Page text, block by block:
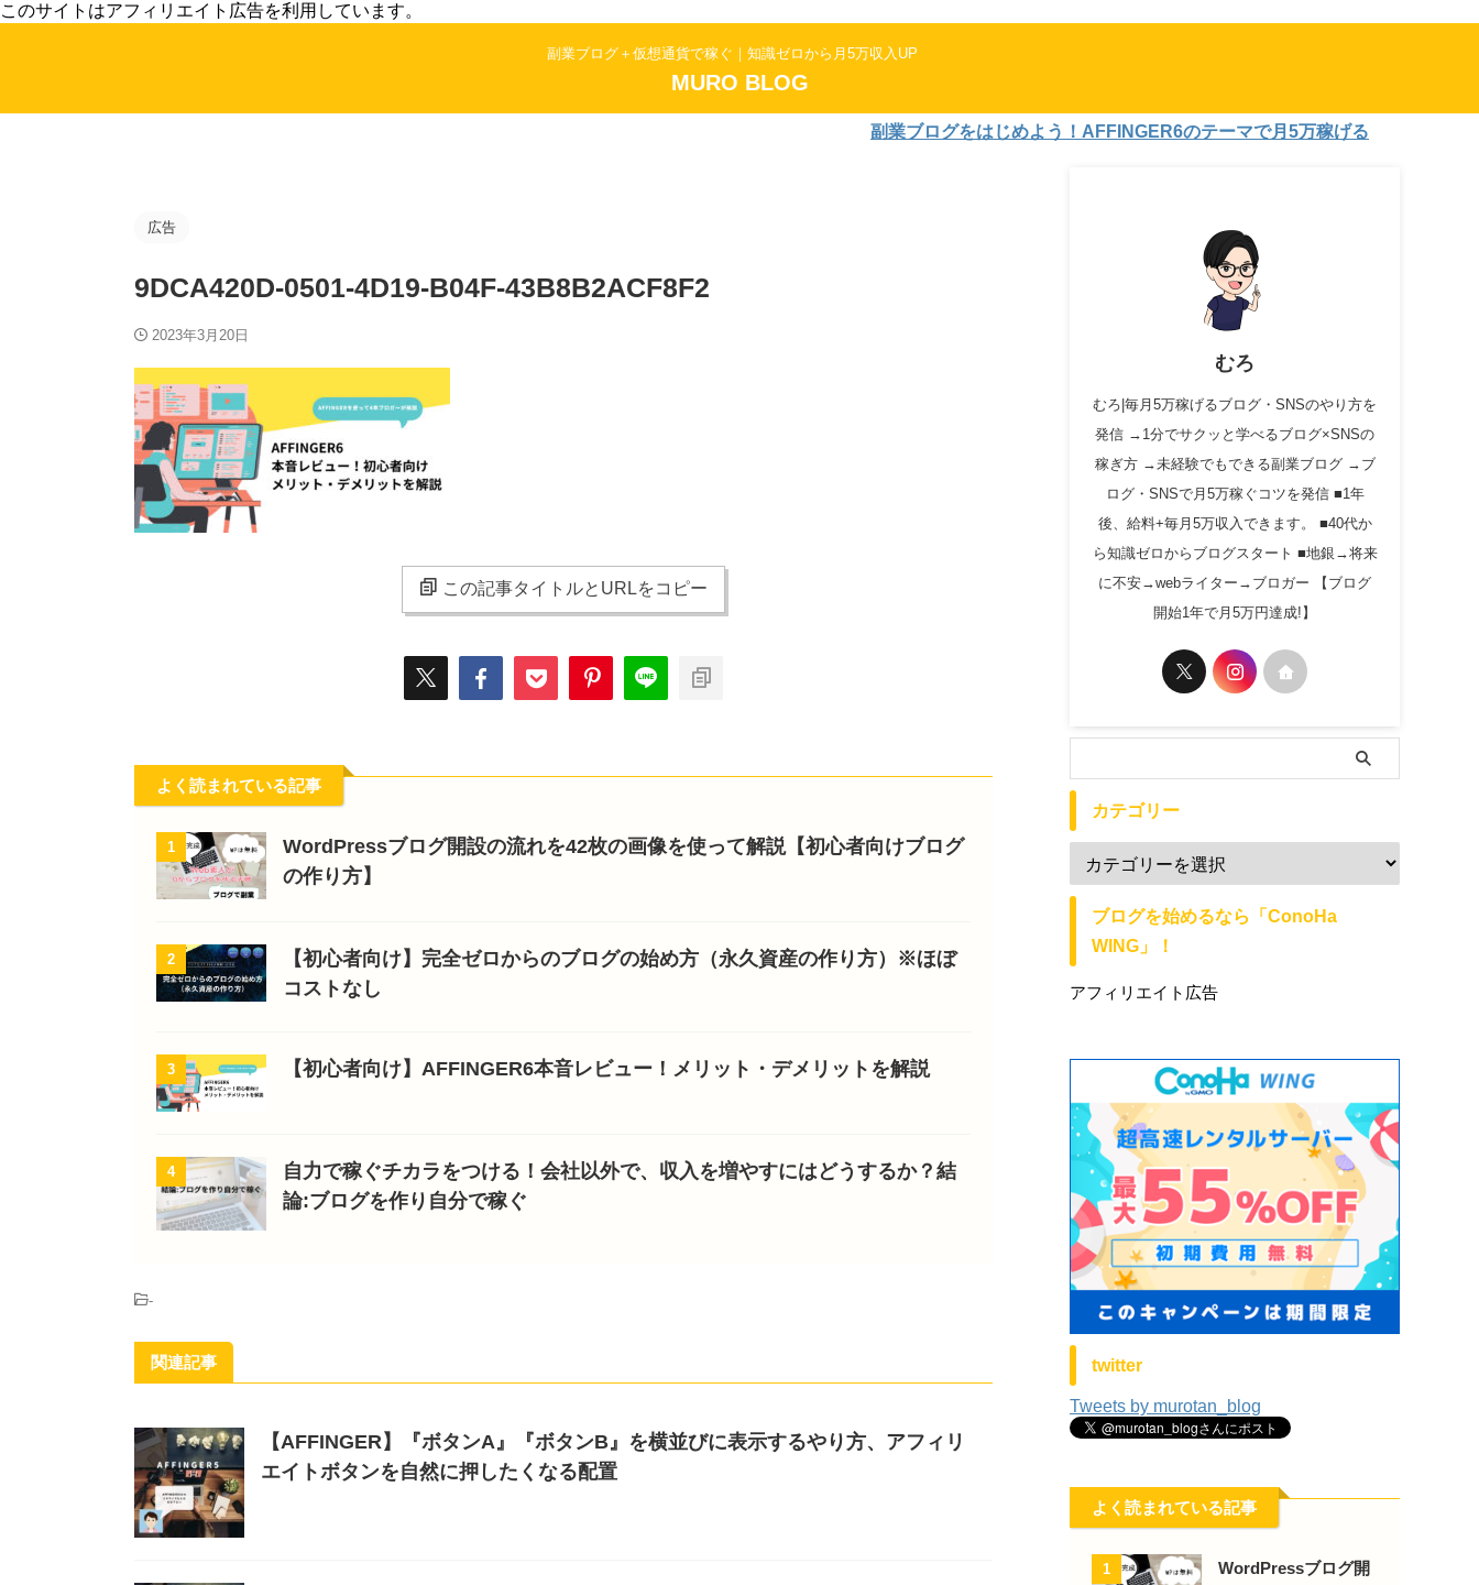
このサイトはアフィリエイト広告を利用しています。
副業ブログ＋仮想通貨で稼ぐ｜知識ゼロから月5万収入UP
MURO BLOG
副業ブログをはじめよう！AFFINGER6のテーマで月5万稼げる
広告
9DCA420D-0501-4D19-B04F-43B8B2ACF8F2
2023年3月20日
この記事タイトルとURLをコピー
よく読まれている記事
1
WordPressブログ開設の流れを42枚の画像を使って解説【初心者向けブログ
の作り方】
2
【初心者向け】完全ゼロからのブログの始め方（永久資産の作り方）※ほぼ
コストなし
3 【初心者向け】AFFINGER6本音レビュー！メリット・デメリットを解説
4
自力で稼ぐチカラをつける！会社以外で、収入を増やすにはどうするか？結
論:ブログを作り自分で稼ぐ
-
関連記事
【AFFINGER】『ボタンA』『ボタンB』を横並びに表示するやり方、アフィリ
エイトボタンを自然に押したくなる配置
むろ
むろ|毎月5万稼げるブログ・SNSのやり方を
発信 →1分でサクッと学べるブログ×SNSの
稼ぎ方 →未経験でもできる副業ブログ →ブ
ログ・SNSで月5万稼ぐコツを発信 ■1年
後、給料+毎月5万収入できます。 ■40代か
ら知識ゼロからブログスタート ■地銀→将来
に不安→webライター→ブロガー 【ブログ
開始1年で月5万円達成!】
カテゴリー
ブログを始めるなら「ConoHa
WING」！
アフィリエイト広告
twitter
Tweets by murotan_blog
よく読まれている記事
1
WordPressブログ開